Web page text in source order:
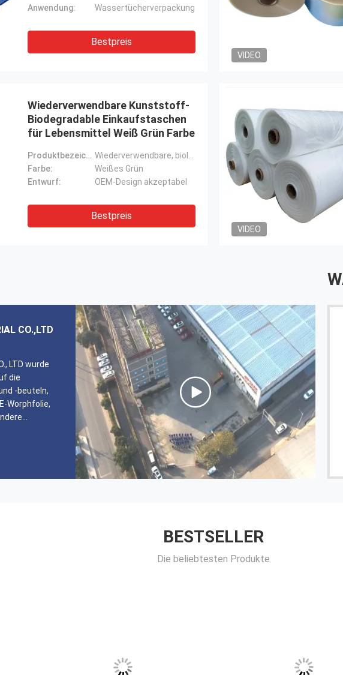
Anwendung:
Wassertücherverpackung
Bestpreis
VIDEO
Wiederverwendbare Kunststoff-
Biodegradable Einkaufstaschen
für Lebensmittel Weiß Grün Farbe
Produktbezeichnung:
Farbe:
Weißes Grün
Entwurf:
OEM-Design akzeptabel
Bestpreis
VIDEO
CO.,LTD
LTD wurde
die
-beuteln,
Worphfolie,
Kunden
Der Nebelfilm ist sehr gut, Olivia ist sehr professionell
und hilfsbereit, Hot Pot ist sehr würzig haha.
------ Seungki Chun
BESTSELLER
Die beliebtesten Produkte